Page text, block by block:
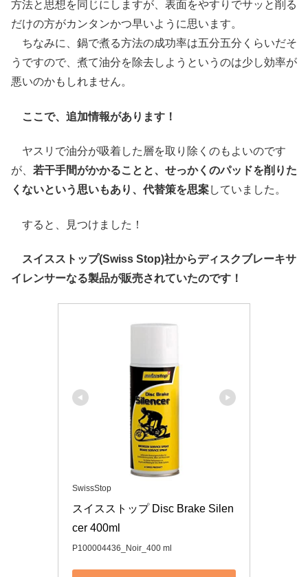
方法と思想を同じにしますが、表面をやすりでサッと削る
だけの方がカンタンかつ早いように思います。
ちなみに、鍋で煮る方法の成功率は五分五分くらいだそ
うですので、煮て油分を除去しようというのは少し効率が
悪いのかもしれません。
ここで、追加情報があります！
ヤスリで油分が吸着した層を取り除くのもよいのです
が、 若干手間がかかることと、せっかくのパッドを削りた
くないという思いもあり、代替策を思案していました。
すると、見つけました！
スイスストップ(Swiss Stop)社からディスクブレーキサ
イレンサーなる製品が販売されていたのです！
SwissStop
スイスストップ Disc Brake Silen
cer 400ml
P100004436_Noir_400 ml